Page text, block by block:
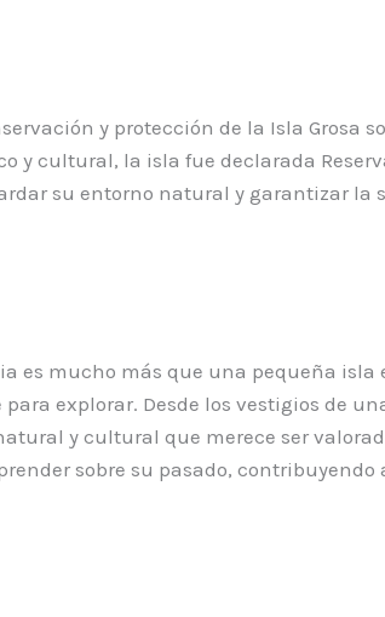
y protección de la Isla
y cultural, la isla fue declarada
su entorno natural y garantizar la
es mucho más que una pequeña
explorar. Desde los vestigios de
y cultural que merece ser
sobre su pasado,